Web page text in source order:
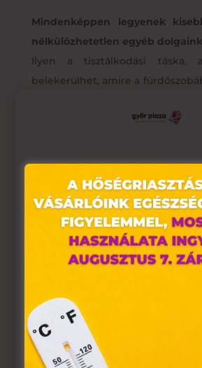
Mindenképpen legyenek
nélkülözhetetlen egyéb
Ilyen a tisztálkodási táska,
belekerülhet, amire a
paszták, nedves és száraz
Ez az oldal sütiket használ
Weboldalunkon „cookie"-kat
alkalmazunk. Ezek olyan fájlok,
tárolnak webes böngészőjében. Ehhez
hozzájárulása szükséges.
A „sütiket" az elektronikus hírközlésről
törvény, az elektronikus kereskedelmi
információs társadalommal
egyes kérdéseiről szóló 2001. évi CVIII.
az Európai Unió előírásainak
Azon weblapoknak, melyek az Európai
belül működnek, a „sütik"